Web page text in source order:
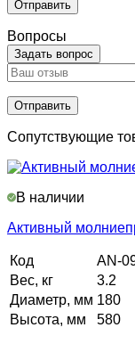
Вопросы
Задать вопрос
Сопутствующие
В наличии
Активный
Код
AN-
Вес, кг
3.2
Диаметр, мм 180
Высота, мм
580